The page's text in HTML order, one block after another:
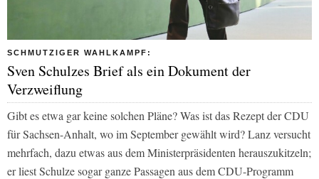
SCHMUTZIGER WAHLKAMPF:
Sven Schulzes Brief als ein Dokument der
Verzweiflung
Gibt es etwa gar keine solchen Pläne? Was ist das Rezept der CDU
für Sachsen-Anhalt, wo im September gewählt wird? Lanz versucht
mehrfach, dazu etwas aus dem Ministerpräsidenten herauszukitzeln;
er liest Schulze sogar ganze Passagen aus dem CDU-Programm